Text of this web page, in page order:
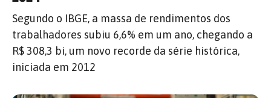
Segundo o IBGE, a massa de rendimentos dos
trabalhadores subiu 6,6% em um ano, chegando a
R$ 308,3 bi, um novo recorde da série histórica,
iniciada em 2012